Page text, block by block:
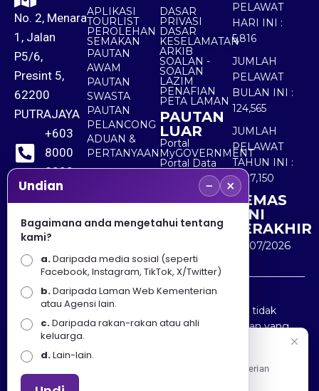
No. 2, Menara
1, Jalan
P5/6,
Presint 5,
62200
PUTRAJAYA
+603
8000
8000
+603
8891
7100
APLIKASI
TOURLIST
PEROLEHAN
SEMAKAN
PAUTAN
AWAM
PAUTAN
SWASTA
PAUTAN
PELANCONG
ADUAN &
PERTANYAAN
DASAR
PRIVASI
DASAR
KESELAMATAN
ARKIB
SOALAN -
SOALAN
LAZIM
PENAFIAN
PETA LAMAN
PAUTAN
LUAR
Portal
MyGOVERNMENT
Portal Data
Terbuka
Sektor Awam
PELAWAT
HARI INI :
5,816
JUMLAH
PELAWAT
BULAN INI :
124,565
JUMLAH
PELAWAT
TAHUN INI :
5,527,150
KEMAS
KINI
TERAKHIR
30/07/2026
Penafian : Kerajaan Malaysia dan Kementerian
Pelancongan Seni dan Budaya (MOTAC) adalah tidak
bertanggungjawab atas kehilangan atau kerugian yang
disebabkan oleh penggunaan mana-mana maklumat
yang diperolehi dari portal ini.
Undian − ×
Bagaimana anda mengetahui tentang
kami?
a.Daripada media sosial (seperti
Facebook, Instagram, TikTok, X/Twitter)
b.Daripada Laman Web Kementerian
atau Agensi lain.
c.Daripada rakan-rakan atau ahli
keluarga.
d.Lain-lain.
Apa Khabar! Selamat datang ke Portal Rasmi Kementerian
Pelancongan, Seni dan Budaya